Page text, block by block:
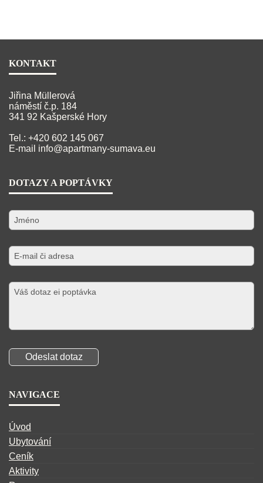
KONTAKT
Jiřina Müllerová
náměstí č.p. 184
341 92 Kašperské Hory
Tel.: +420 602 145 067
E-mail info@apartmany-sumava.eu
DOTAZY A POPTÁVKY
NAVIGACE
Úvod
Ubytování
Ceník
Aktivity